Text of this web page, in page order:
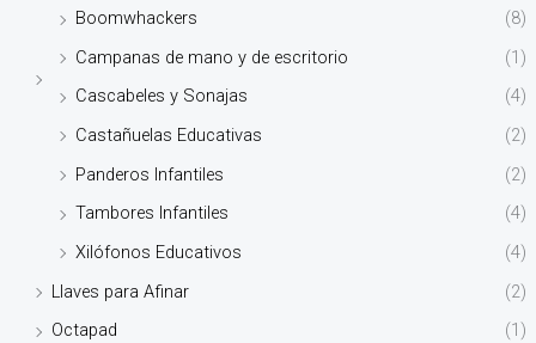
Boomwhackers
(8)
Campanas de mano y de escritorio
(1)
Cascabeles y Sonajas
(4)
Castañuelas Educativas
(2)
Panderos Infantiles
(2)
Tambores Infantiles
(4)
Xilófonos Educativos
(4)
Llaves para Afinar
(2)
Octapad
(1)